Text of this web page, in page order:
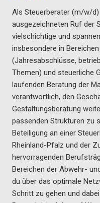
Als Steuerberater (m/w/
ausgezeichneten Ruf der
vielschichtige und
insbesondere in
(Jahresabschlüsse,
Themen) und steuerliche
laufenden Beratung der
verantwortlich, den
Gestaltungsberatung
passenden Strukturen zu
Beteiligung an einer
Rheinland-Pfalz und der
hervorragenden
Bereichen der Abwehr-
du über das optimale
Schritt zu gehen und